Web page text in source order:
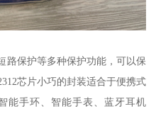
路保护等多种保护功能，可以保
芯片小巧的封装适合于便携式
能手环、智能手表、蓝牙耳机